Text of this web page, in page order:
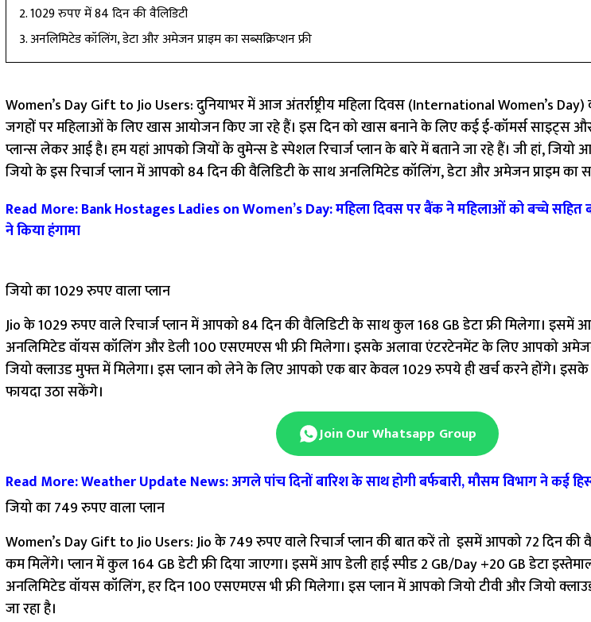
1029 रुपए में 84 दिन की वैलिडिटी
अनलिमिटेड कॉलिंग, डेटा और अमेजन प्राइम का सब्सक्रिप्शन फ्री
Women’s Day Gift to Jio Users:दुनियाभर में आज अंतर्राष्ट्रीय महिला दिवस (International Women’s
जगहों पर महिलाओं के लिए खास आयोजन किए जा रहे हैं। इस दिन को खास बनाने के लिए कई ई-कॉमर्स साइट्स और
प्लान्स लेकर आई है। हम यहां आपको जियों के वुमेन्स डे स्पेशल रिचार्ज प्लान के बारे में बताने जा रहे हैं। जी हां, जियो
जियो के इस रिचार्ज प्लान में आपको 84 दिन की वैलिडिटी के साथ अनलिमिटेड कॉलिंग, डेटा और अमेजन प्राइम का
Read More: Bank Hostages Ladies on Women’s Day: महिला दिवस पर बैंक ने महिलाओं को बच्चे सहित
ने किया हंगामा
जियो का 1029 रुपए वाला प्लान
Jio के 1029 रुपए वाले रिचार्ज प्लान में आपको 84 दिन की वैलिडिटी के साथ कुल 168 GB डेटा फ्री मिलेगा। इसमें
अनलिमिटेड वॉयस कॉलिंग और डेली 100 एसएमएस भी फ्री मिलेगा। इसके अलावा एंटरटेनमेंट के लिए आपको अमेजन
जियो क्लाउड मुफ्त में मिलेगा। इस प्लान को लेने के लिए आपको एक बार केवल 1029 रुपये ही खर्च करने होंगे।
फायदा उठा सकेंगे।
Join Our Whatsapp Group
Read More: Weather Update News: अगले पांच दिनों बारिश के साथ होगी बर्फबारी, मौसम विभाग ने कई
जियो का 749 रुपए वाला प्लान
Women’s Day Gift to Jio Users:Jio के 749 रुपए वाले रिचार्ज प्लान की बात करें तो इसमें आपको 72 दिन की
कम मिलेंगे। प्लान में कुल 164 GB डेटी फ्री दिया जाएगा। इसमें आप डेली हाई स्पीड 2 GB/Day +20 GB डेटा
अनलिमिटेड वॉयस कॉलिंग, हर दिन 100 एसएमएस भी फ्री मिलेगा। इस प्लान में आपको जियो टीवी और जियो
जा रहा है।